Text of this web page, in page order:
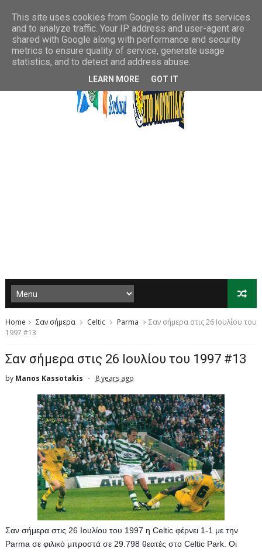
Home Σαν σήμερα Celtic Parma
Σαν σήμερα στις 26 Ιουλίου του
1997 #13
Σαν σήμερα στις 26 Ιουλίου του 1997 #13
by Manos Kassotakis 8 years ago
Σαν σήμερα στις 26 Ιουλίου του 1997 η Celtic φέρνει 1-1 με την
Parma σε φιλικό μπροστά σε 29.798 θεατές στο Celtic Park. Oι
This site uses cookies from Google to deliver its services
and to analyze traffic. Your IP address and user-agent are
shared with Google along with performance and security
metrics to ensure quality of service, generate usage
statistics, and to detect and address abuse.
LEARN MORE GOT IT